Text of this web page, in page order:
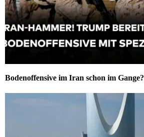
Bodenoffensive im Iran schon im Gange?